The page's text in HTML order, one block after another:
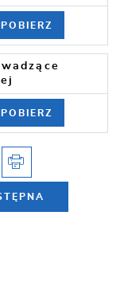
POBIERZ
POBIERZ